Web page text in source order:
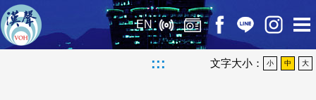
EN
::: 文字大小： 小 中 大